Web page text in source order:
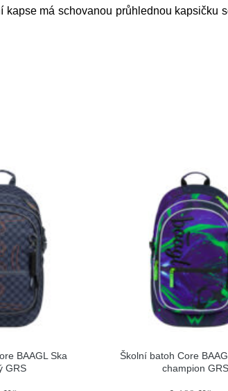
má schovanou průhlednou kapsičku
BAAGL Ska
GRS
Školní batoh Core
champion GRS